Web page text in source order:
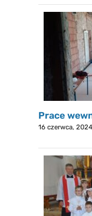
Prace
16 czerwca, 2024